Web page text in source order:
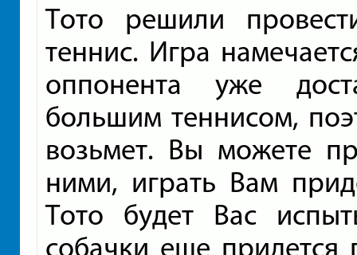
Тото решили
теннис. Игра
оппонента уже
большим теннисом,
возьмет. Вы можете
ними, играть Вам
Тото будет Вас
собачки еще придется